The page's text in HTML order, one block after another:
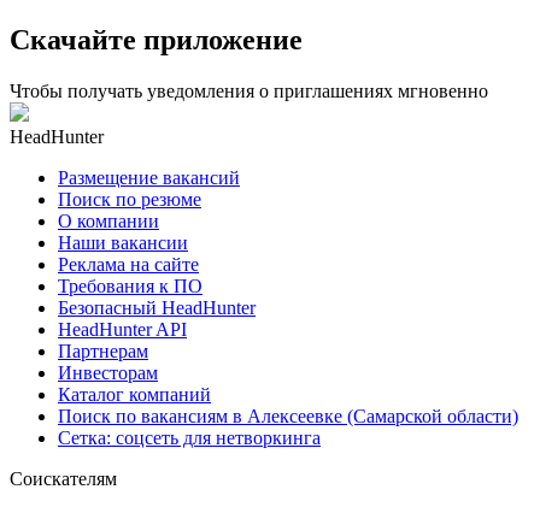
Скачайте приложение
Чтобы получать уведомления о приглашениях мгновенно
HeadHunter
Размещение вакансий
Поиск по резюме
О компании
Наши вакансии
Реклама на сайте
Требования к ПО
Безопасный HeadHunter
HeadHunter API
Партнерам
Инвесторам
Каталог компаний
Поиск по вакансиям в Алексеевке (Самарской области)
Сетка: соцсеть для нетворкинга
Соискателям